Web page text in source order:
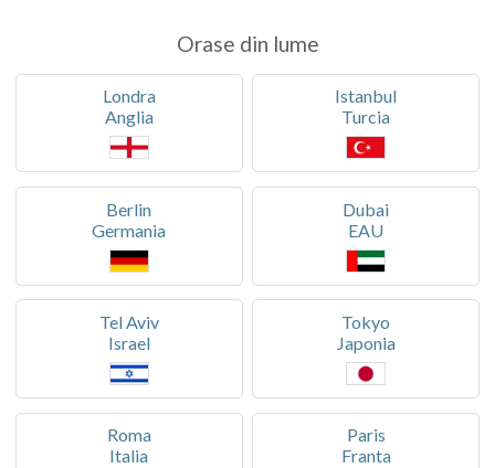
Orase din lume
Londra
Anglia
Istanbul
Turcia
Berlin
Germania
Dubai
EAU
Tel Aviv
Israel
Tokyo
Japonia
Roma
Italia
Paris
Franta